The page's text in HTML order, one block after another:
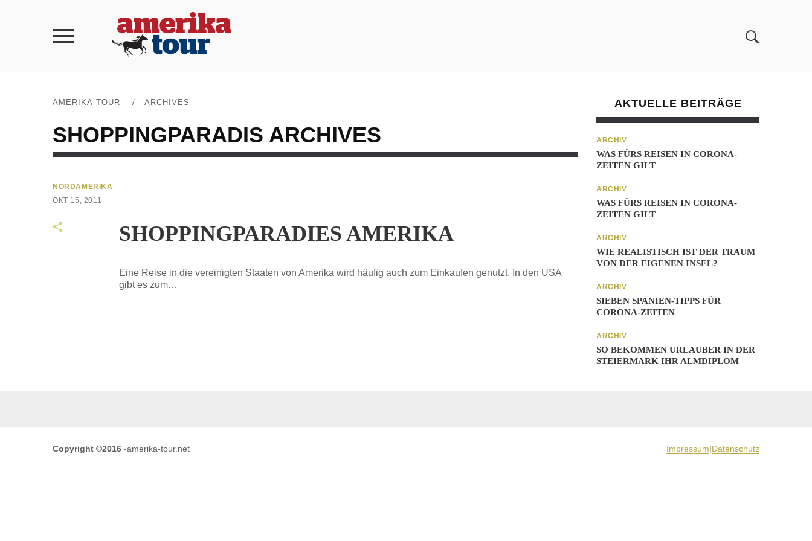
AMERIKA-TOUR / ARCHIVES
SHOPPINGPARADIS ARCHIVES
NORDAMERIKA
OKT 15, 2011
SHOPPINGPARADIES AMERIKA
Eine Reise in die vereinigten Staaten von Amerika wird häufig auch zum Einkaufen genutzt. In den USA
gibt es zum…
AKTUELLE BEITRÄGE
ARCHIV
WAS FÜRS REISEN IN CORONA-
ZEITEN GILT
ARCHIV
WAS FÜRS REISEN IN CORONA-
ZEITEN GILT
ARCHIV
WIE REALISTISCH IST DER TRAUM
VON DER EIGENEN INSEL?
ARCHIV
SIEBEN SPANIEN-TIPPS FÜR
CORONA-ZEITEN
ARCHIV
SO BEKOMMEN URLAUBER IN DER
STEIERMARK IHR ALMDIPLOM
Copyright ©2016 -amerika-tour.net Impressum|Datenschutz